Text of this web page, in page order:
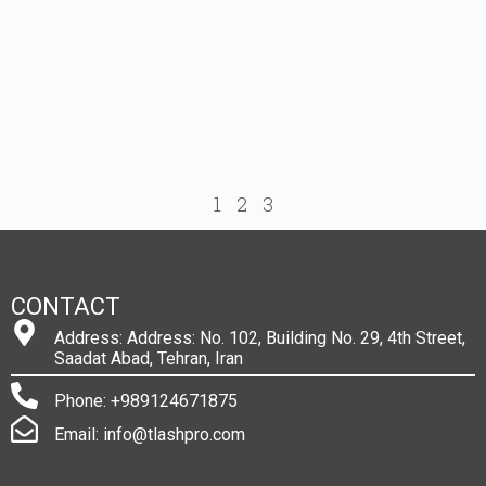
1 2 3
CONTACT
Address: Address: No. 102, Building No. 29, 4th Street,
Saadat Abad, Tehran, Iran
Phone: +989124671875
Email: info@tlashpro.com